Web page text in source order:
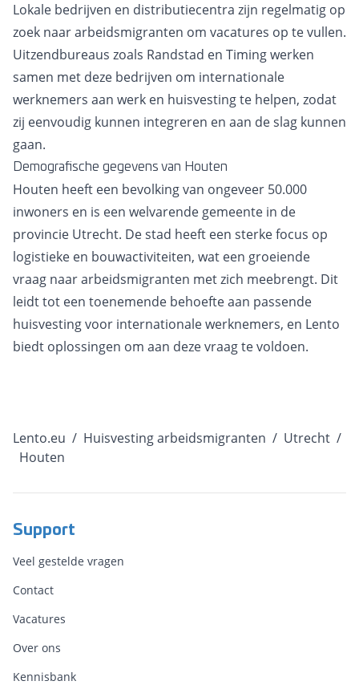
Lokale bedrijven en distributiecentra zijn regelmatig op
zoek naar arbeidsmigranten om vacatures op te vullen.
Uitzendbureaus zoals Randstad en Timing werken
samen met deze bedrijven om internationale
werknemers aan werk en huisvesting te helpen, zodat
zij eenvoudig kunnen integreren en aan de slag kunnen
gaan.
Demografische gegevens van Houten
Houten heeft een bevolking van ongeveer 50.000
inwoners en is een welvarende gemeente in de
provincie Utrecht. De stad heeft een sterke focus op
logistieke en bouwactiviteiten, wat een groeiende
vraag naar arbeidsmigranten met zich meebrengt. Dit
leidt tot een toenemende behoefte aan passende
huisvesting voor internationale werknemers, en Lento
biedt oplossingen om aan deze vraag te voldoen.
Lento.eu / Huisvesting arbeidsmigranten / Utrecht /
Houten
Support
Veel gestelde vragen
Contact
Vacatures
Over ons
Kennisbank